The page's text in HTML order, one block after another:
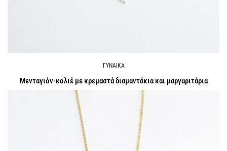
ΓΥΝΑΙΚΑ
Μενταγιόν-κολιέ με κρεμαστά διαμαντάκια και μαργαριτάρια